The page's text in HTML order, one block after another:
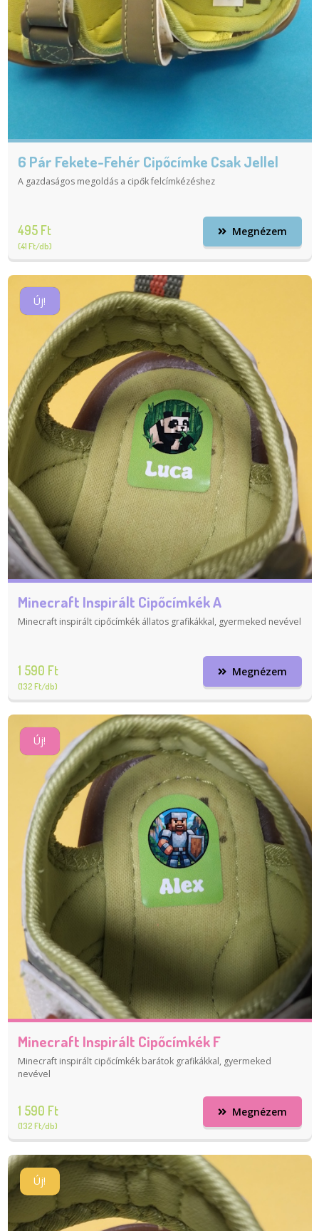
6 Pár Fekete-Fehér Cipőcímke Csak Jellel
A gazdaságos megoldás a cipők felcímkézéshez
495 Ft
(41 Ft/db)
Megnézem
Új!
Minecraft Inspirált Cipőcímkék A
Minecraft inspirált cipőcímkék állatos grafikákkal, gyermeked nevével
1 590 Ft
(132 Ft/db)
Megnézem
Új!
Minecraft Inspirált Cipőcímkék F
Minecraft inspirált cipőcímkék barátok grafikákkal, gyermeked
nevével
1 590 Ft
(132 Ft/db)
Megnézem
Új!